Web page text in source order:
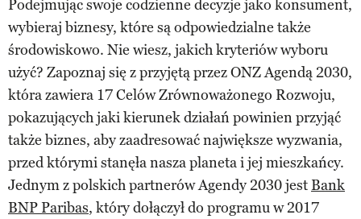
Podejmując swoje codzienne decyzje jako konsument,
wybieraj biznesy, które są odpowiedzialne także
środowiskowo. Nie wiesz, jakich kryteriów wyboru
użyć? Zapoznaj się z przyjętą przez ONZ Agendą 2030,
która zawiera 17 Celów Zrównoważonego Rozwoju,
pokazujących jaki kierunek działań powinien przyjąć
także biznes, aby zaadresować największe wyzwania,
przed którymi stanęła nasza planeta i jej mieszkańcy.
Jednym z polskich partnerów Agendy 2030 jestBank
BNP Paribas, który dołączył do programu w 2017